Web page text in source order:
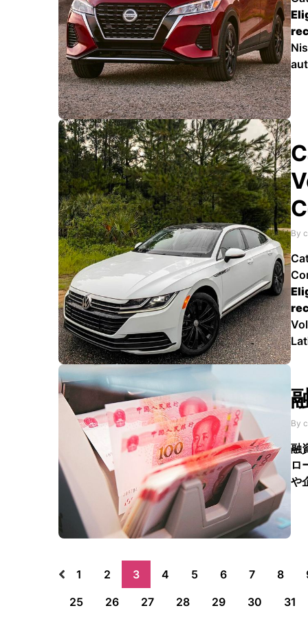
By
By
融
ロ
や
1 2 3 4 5 6 7 8
25
26 27 28 29 30 31